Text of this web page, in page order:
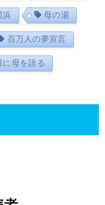
浜 母の湯
百万人の夢宣言
に母を語る